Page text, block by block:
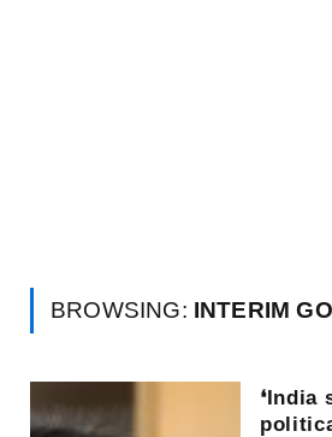
BROWSING: INTERIM
❛India